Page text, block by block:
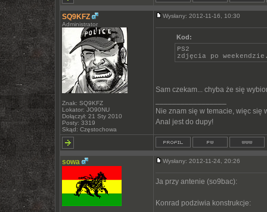
SQ9KFZ
Administrator
Znak: SQ9KFZ
Lokator: JO90NU
Dołączył: 21 Sty 2010
Posty: 3319
Skąd: Częstochowa
Wysłany: 2012-11-16, 10:30
Kod:
PS2
zdjęcia po
Sam czekam... chyba że się
Nie znam się w temacie, więc się
Anal jest do dupy!
sowa Wysłany: 2012-11-24, 20:26
Ja przy antenie (so9bac):
Konrad podziwia konstrukcje: